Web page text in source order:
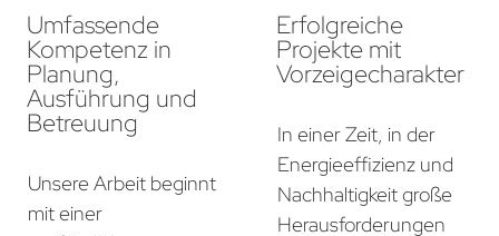
Umfassende
Kompetenz in
Planung,
Ausführung und
Betreuung
Unsere Arbeit beginnt
mit einer
Erfolgreiche
Projekte mit
Vorzeigecharakter
In einer Zeit, in der
Energieeffizienz und
Nachhaltigkeit große
Herausforderungen